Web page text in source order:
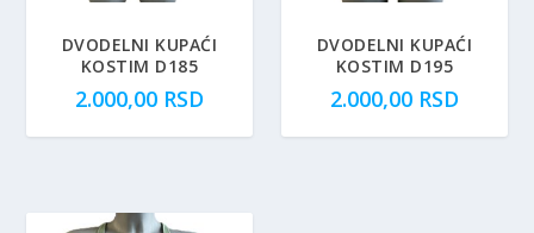
DVODELNI KUPAĆI
KOSTIM D185
2.000,00 RSD
DVODELNI KUPAĆI
KOSTIM D195
2.000,00 RSD